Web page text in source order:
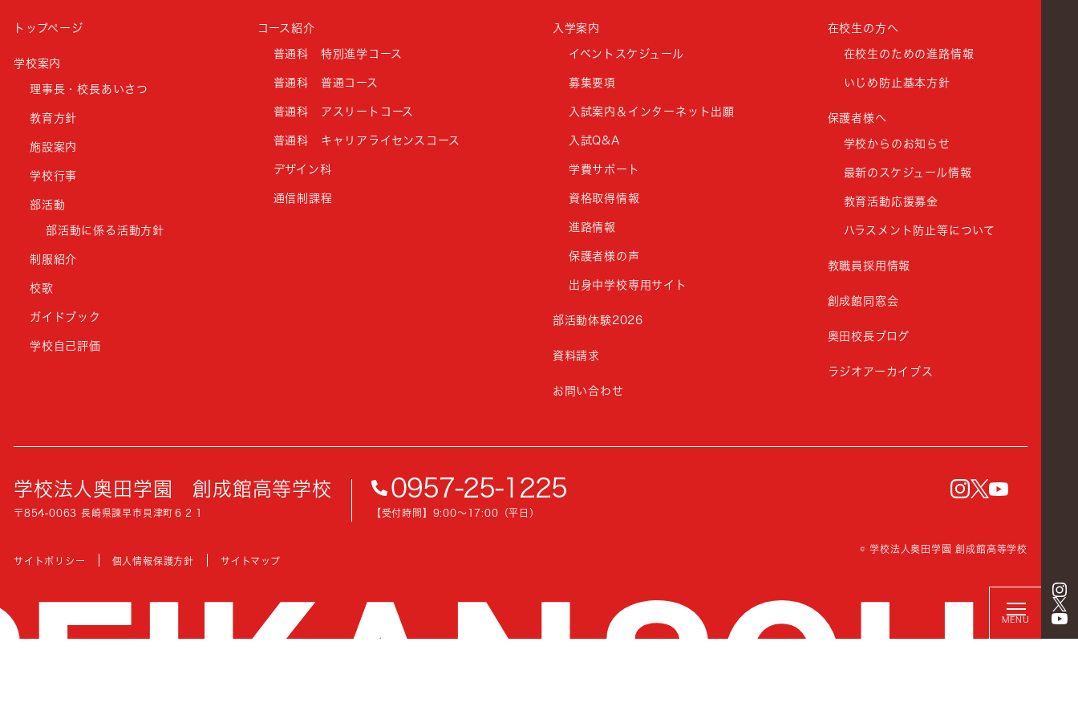
MENU
トップページ
学校案内
理事長・校長あいさつ
教育方針
施設案内
学校行事
部活動
部活動に係る活動方針
制服紹介
校歌
ガイドブック
学校自己評価
コース紹介
普通科 特別進学コース
普通科 普通コース
普通科 アスリートコース
普通科 キャリアライセンスコース
デザイン科
通信制課程
入学案内
イベントスケジュール
募集要項
入試案内＆インターネット出願
入試Q&A
学費サポート
資格取得情報
進路情報
保護者様の声
出身中学校専用サイト
部活動体験2026
資料請求
お問い合わせ
在校生の方へ
在校生のための進路情報
いじめ防止基本方針
保護者様へ
学校からのお知らせ
最新のスケジュール情報
教育活動応援募金
ハラスメント防止等について
教職員採用情報
創成館同窓会
奥田校長ブログ
ラジオアーカイブス
学校法人奥田学園 創成館高等学校
〒854-0063 長崎県諫早市貝津町６２１
0957-25-1225
【受付時間】9:00〜17:00（平日）
instagram
サイトポリシー 個人情報保護方針 サイトマップ
© 学校法人奥田学園 創成館高等学校